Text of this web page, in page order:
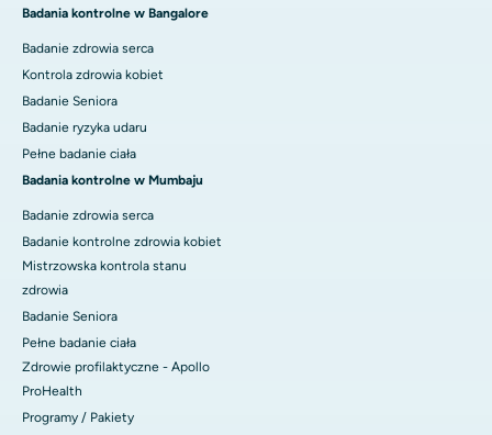
Badania kontrolne w Bangalore
Badanie zdrowia serca
Kontrola zdrowia kobiet
Badanie Seniora
Badanie ryzyka udaru
Pełne badanie ciała
Badania kontrolne w Mumbaju
Badanie zdrowia serca
Badanie kontrolne zdrowia kobiet
Mistrzowska kontrola stanu
zdrowia
Badanie Seniora
Pełne badanie ciała
Zdrowie profilaktyczne - Apollo
ProHealth
Programy / Pakiety